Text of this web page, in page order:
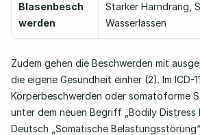
Blasenbesch
werden
Starker Harndrang,
Wasserlassen
Zudem gehen die Beschwerden mit
die eigene Gesundheit einher (2). Im ICD-
Körperbeschwerden oder somatoforme
unter dem neuen Begriff „Bodily Distress
Deutsch „Somatische